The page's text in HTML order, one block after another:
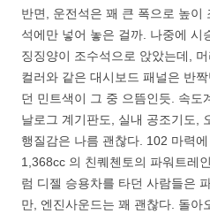
반면, 운전석은 꽤 큰 폭으로 높이
석에만 넣어 놓은 걸까. 나중에 시
징징양이 조수석으로 앉았는데,
컬러와 같은 대시보드 패널은 반
던 민트색이 그 중 으뜸인듯. 속도
날로그 계기판도, 실내 공조기도,
행질감은 나름 괜찮다. 102 마력
1,368cc 의 친퀘첸토의 파워트레
럼 디젤 승용차를 타던 사람들은
만, 엔진사운드는 꽤 괜찮다. 돌아